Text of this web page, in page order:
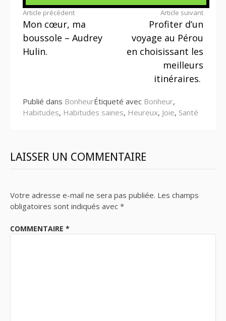
Lire
la
suite
Article précédent
Mon cœur, ma
boussole – Audrey
Hulin.
Article suivant
Profiter d’un
voyage au Pérou
en choisissant les
meilleurs
itinéraires.
Publié dans BonheurÉtiqueté avec Bonheur,
Habitudes, Habitudes saines, Heureux, Joie, Santé
LAISSER UN COMMENTAIRE
Votre adresse e-mail ne sera pas publiée. Les champs
obligatoires sont indiqués avec *
COMMENTAIRE *